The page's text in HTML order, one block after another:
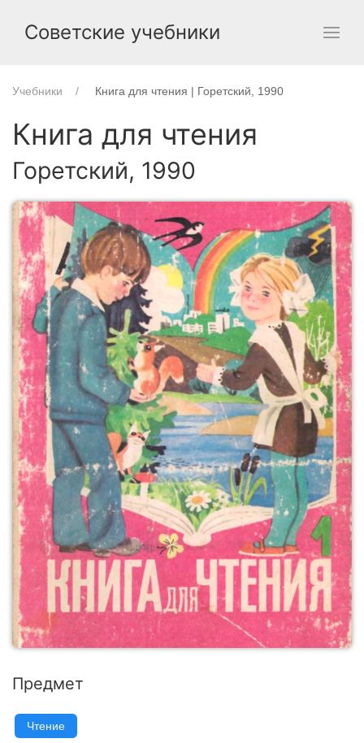
Советские учебники
Учебники Книга для чтения | Горетский, 1990
Книга для чтения
Горетский, 1990
Предмет
Чтение